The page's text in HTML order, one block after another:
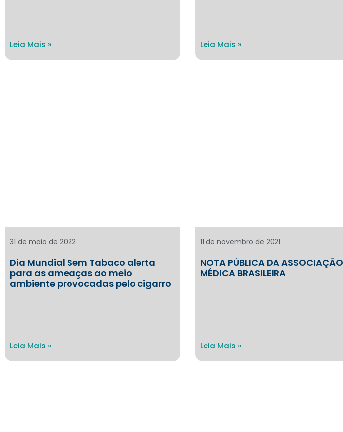
Leia Mais » Leia Mais »
Dia Mundial Sem Tabaco alerta
para as ameaças ao meio
ambiente provocadas pelo cigarro
31 de maio de 2022
Leia Mais »
NOTA PÚBLICA DA ASSOCIAÇÃO
MÉDICA BRASILEIRA
11 de novembro de 2021
Leia Mais »